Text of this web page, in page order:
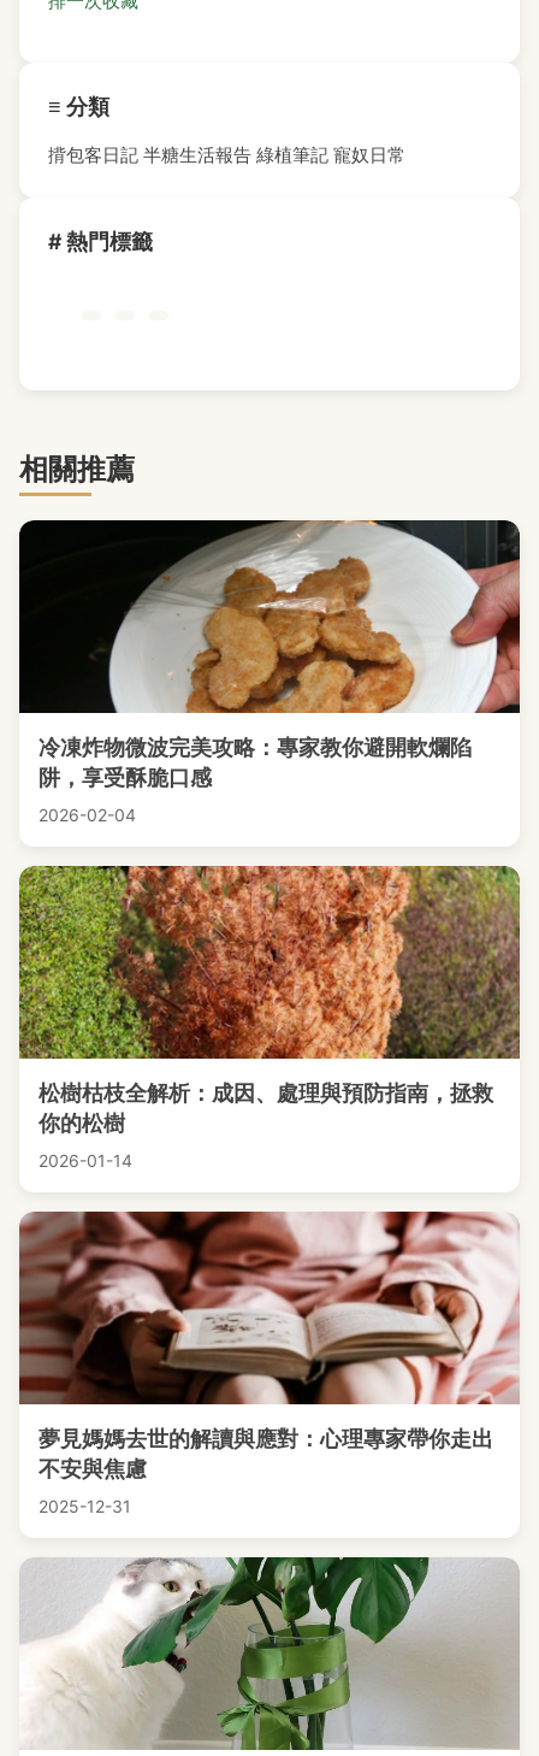
≡ 分類
揹包客日記 半糖生活報告 綠植筆記 寵奴日常
# 熱門標籤
相關推薦
冷凍炸物微波完美攻略：專家教你避開軟爛陷
阱，享受酥脆口感
2026-02-04
松樹枯枝全解析：成因、處理與預防指南，拯救
你的松樹
2026-01-14
夢見媽媽去世的解讀與應對：心理專家帶你走出
不安與焦慮
2025-12-31